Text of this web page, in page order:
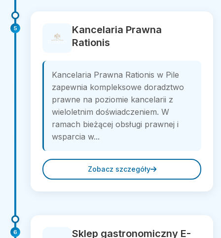
5
Kancelaria Prawna
Rationis
Kancelaria Prawna Rationis w Pile
zapewnia kompleksowe doradztwo
prawne na poziomie kancelarii z
wieloletnim doświadczeniem. W
ramach bieżącej obsługi prawnej i
wsparcia w...
Zobacz szczegóły
6 Sklep gastronomiczny E-